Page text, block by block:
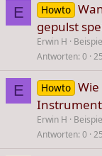
E Howto
gepulst
Erwin H
Antworten 0
E Howto
Erwin H
Antworten 0